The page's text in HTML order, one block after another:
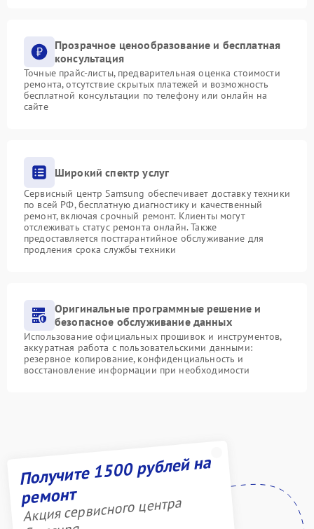
Прозрачное ценообразование и бесплатная
консультация
Точные прайс-листы, предварительная оценка стоимости
ремонта, отсутствие скрытых платежей и возможность
бесплатной консультации по телефону или онлайн на
сайте
Широкий спектр услуг
Сервисный центр Samsung обеспечивает доставку техники
по всей РФ, бесплатную диагностику и качественный
ремонт, включая срочный ремонт. Клиенты могут
отслеживать статус ремонта онлайн. Также
предоставляется постгарантийное обслуживание для
продления срока службы техники
Оригинальные программные решение и
безопасное обслуживание данных
Использование официальных прошивок и инструментов,
аккуратная работа с пользовательскими данными:
резервное копирование, конфиденциальность и
восстановление информации при необходимости
Получите 1500 рублей на
ремонт
Акция сервисного центра